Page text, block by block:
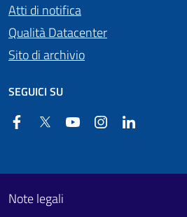
Atti di notifica
Qualità Datacenter
Sito di archivio
SEGUICI SU
FacebookTwitter YouTube Instagram
Footer First
Useful links section
Note legali